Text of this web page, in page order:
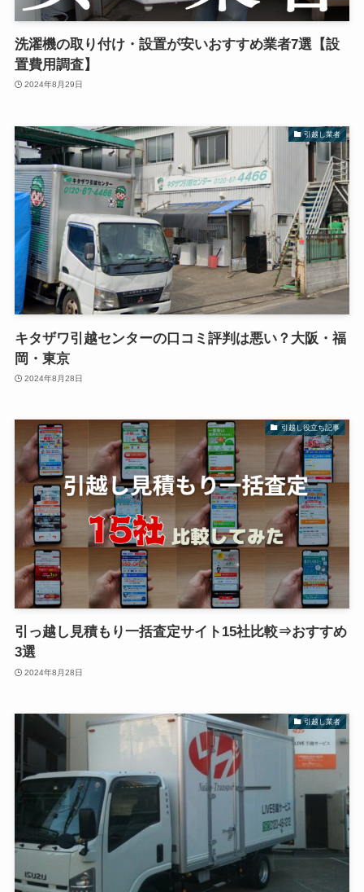
洗濯機の取り付け・設置が安いおすすめ業者7選【設
置費用調査】
2024年8月29日
引越し業者
キタザワ引越センターの口コミ評判は悪い？大阪・福
岡・東京
2024年8月28日
引越し役立ち記事
引っ越し見積もり一括査定サイト15社比較⇒おすすめ
3選
2024年8月28日
引越し業者